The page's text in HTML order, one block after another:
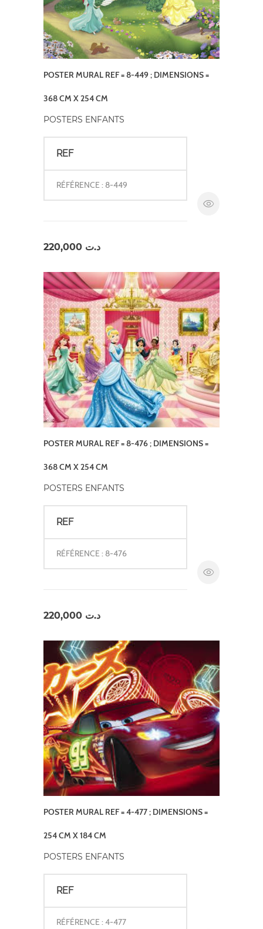
POSTER MURAL REF = 8-449 ; DIMENSIONS =
368 CM X 254 CM
POSTERS ENFANTS
REF
RÉFÉRENCE : 8-449
د.ت
POSTER MURAL REF = 8-476 ; DIMENSIONS =
368 CM X 254 CM
POSTERS ENFANTS
REF
RÉFÉRENCE : 8-476
د.ت
POSTER MURAL REF = 4-477 ; DIMENSIONS =
254 CM X 184 CM
POSTERS ENFANTS
REF
RÉFÉRENCE : 4-477